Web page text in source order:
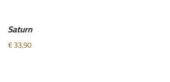
Saturn
€33,90